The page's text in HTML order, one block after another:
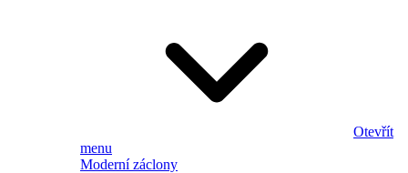
Otevřít
menu
Moderní záclony